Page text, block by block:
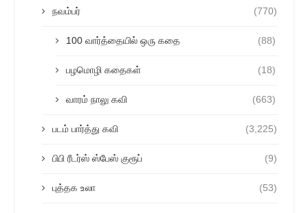
நவம்பர் (770)
100 வார்த்தையில் ஒரு கதை (88)
பழமொழி கதைகள் (18)
வாரம் நாலு கவி (663)
படம் பார்த்து கவி (3,225)
பிபி ரீடர்ஸ் ஸ்பேஸ் குரூப் (9)
புத்தக உலா (53)